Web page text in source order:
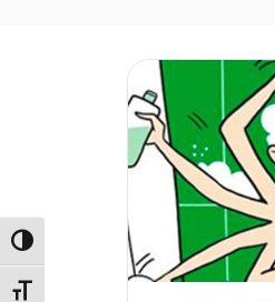
Attiva/disattiva alto contrasto
Attiva/disattiva dimensione testo